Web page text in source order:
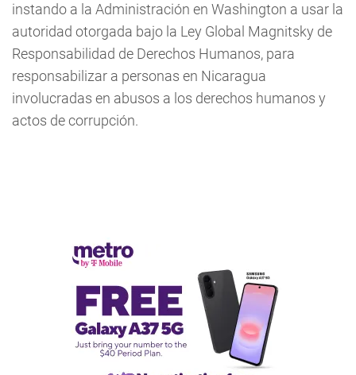
instando a la Administración en Washington a usar la
autoridad otorgada bajo la Ley Global Magnitsky de
Responsabilidad de Derechos Humanos, para
responsabilizar a personas en Nicaragua
involucradas en abusos a los derechos humanos y
actos de corrupción.